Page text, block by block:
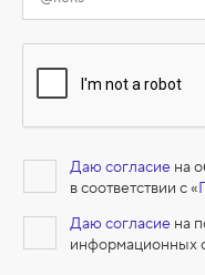
Даю согласие на
в соответствии с «
Даю согласие на
информационных